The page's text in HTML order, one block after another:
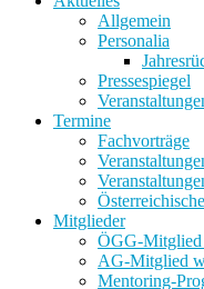
Allgemein
Personalia
Pressespiegel
Termine
Fachvorträge
Mitglieder
ÖGG-Mitglied
AG-Mitglied
Mentoring-